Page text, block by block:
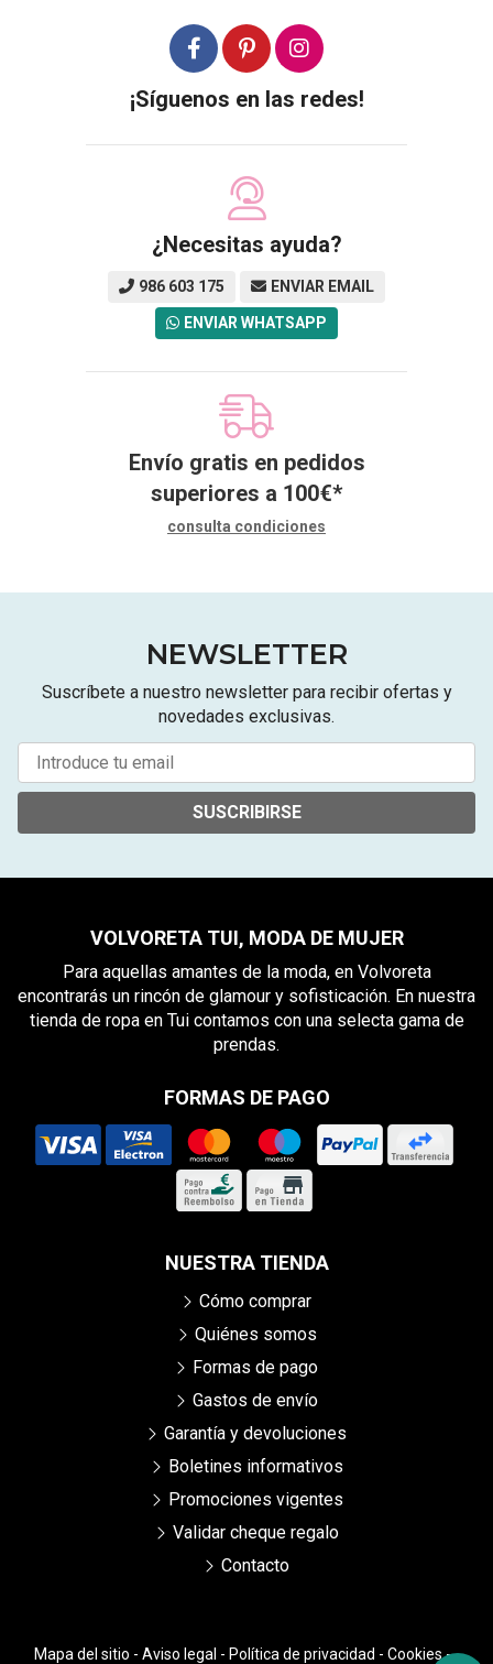
¡Síguenos en las redes!
¿Necesitas ayuda?
986 603 175 ENVIAR EMAIL
ENVIAR WHATSAPP
Envío gratis en pedidos
superiores a 100€*
consulta condiciones
NEWSLETTER
Suscríbete a nuestro newsletter para recibir ofertas y
novedades exclusivas.
SUSCRIBIRSE
VOLVORETA TUI, MODA DE MUJER
Para aquellas amantes de la moda, en Volvoreta
encontrarás un rincón de glamour y sofisticación. En nuestra
tienda de ropa en Tui contamos con una selecta gama de
prendas.
FORMAS DE PAGO
NUESTRA TIENDA
Cómo comprar
Quiénes somos
Formas de pago
Gastos de envío
Garantía y devoluciones
Boletines informativos
Promociones vigentes
Validar cheque regalo
Contacto
Mapa del sitio - Aviso legal - Política de privacidad - Cookies-